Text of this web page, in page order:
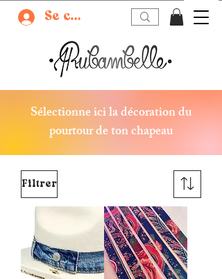
Se connecter
Sélectionne ici la décoration du
pourtour de ton chapeau
Filtrer